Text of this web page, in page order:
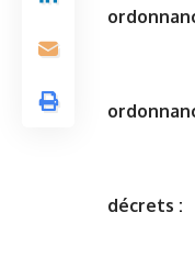
décrets :